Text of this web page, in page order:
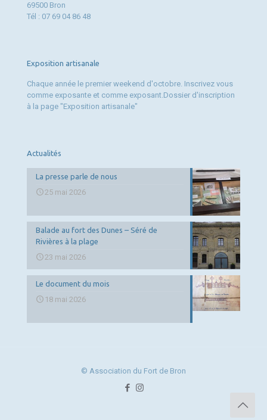
69500 Bron
Tél : 07 69 04 86 48
Exposition artisanale
Chaque année le premier weekend d'octobre. Inscrivez vous
comme exposante et comme exposant.Dossier d'inscription
à la page "Exposition artisanale"
Actualités
La presse parle de nous
25 mai 2026
Balade au fort des Dunes – Séré de
Rivières à la plage
23 mai 2026
Le document du mois
18 mai 2026
© Association du Fort de Bron